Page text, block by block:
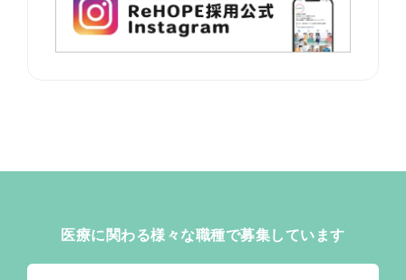
医療に関わる様々な職種で募集しています